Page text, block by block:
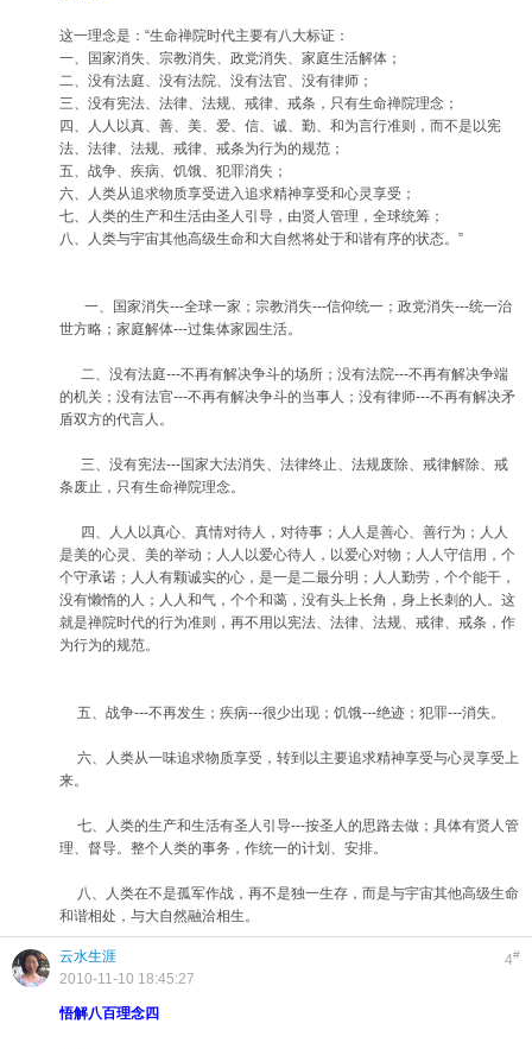
这一理念是：“生命禅院时代主要有八大标证：
一、国家消失、宗教消失、政党消失、家庭生活解体；
二、没有法庭、没有法院、没有法官、没有律师；
三、没有宪法、法律、法规、戒律、戒条，只有生命禅院理念；
四、人人以真、善、美、爱、信、诚、勤、和为言行准则，而不是以宪
法、法律、法规、戒律、戒条为行为的规范；
五、战争、疾病、饥饿、犯罪消失；
六、人类从追求物质享受进入追求精神享受和心灵享受；
七、人类的生产和生活由圣人引导，由贤人管理，全球统筹；
八、人类与宇宙其他高级生命和大自然将处于和谐有序的状态。”
一、国家消失---全球一家；宗教消失---信仰统一；政党消失---统一治
世方略；家庭解体---过集体家园生活。
二、没有法庭---不再有解决争斗的场所；没有法院---不再有解决争端
的机关；没有法官---不再有解决争斗的当事人；没有律师---不再有解决矛
盾双方的代言人。
三、没有宪法---国家大法消失、法律终止、法规废除、戒律解除、戒
条废止，只有生命禅院理念。
四、人人以真心、真情对待人，对待事；人人是善心、善行为；人人
是美的心灵、美的举动；人人以爱心待人，以爱心对物；人人守信用，个
个守承诺；人人有颗诚实的心，是一是二最分明；人人勤劳，个个能干，
没有懒惰的人；人人和气，个个和蔼，没有头上长角，身上长刺的人。这
就是禅院时代的行为准则，再不用以宪法、法律、法规、戒律、戒条，作
为行为的规范。
五、战争---不再发生；疾病---很少出现；饥饿---绝迹；犯罪---消失。
六、人类从一味追求物质享受，转到以主要追求精神享受与心灵享受上
来。
七、人类的生产和生活有圣人引导---按圣人的思路去做；具体有贤人管
理、督导。整个人类的事务，作统一的计划、安排。
八、人类在不是孤军作战，再不是独一生存，而是与宇宙其他高级生命
和谐相处，与大自然融洽相生。
4#
云水生涯
2010-11-10 18:45:27
悟解八百理念四